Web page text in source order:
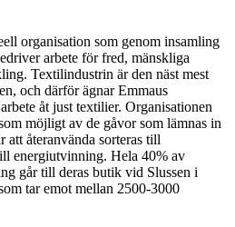
organisation som genom insamling
arbete för fred, mänskliga
Textilindustrin är den näst mest
och därför ägnar Emmaus
åt just textilier. Organisationen
möjligt av de gåvor som lämnas in
att återanvända sorteras till
energiutvinning. Hela 40% av
går till deras butik vid Slussen i
tar emot mellan 2500-3000